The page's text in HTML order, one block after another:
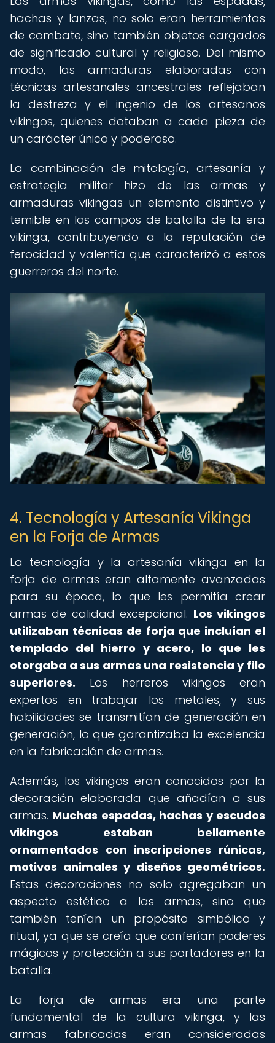
hachas y lanzas, no solo eran herramientas
de combate, sino también objetos cargados
de significado cultural y religioso. Del mismo
modo, las armaduras elaboradas con
técnicas artesanales ancestrales reflejaban
la destreza y el ingenio de los artesanos
vikingos, quienes dotaban a cada pieza de
un carácter único y poderoso.
La combinación de mitología, artesanía y
estrategia militar hizo de las armas y
armaduras vikingas un elemento distintivo y
temible en los campos de batalla de la era
vikinga, contribuyendo a la reputación de
ferocidad y valentía que caracterizó a estos
guerreros del norte.
4. Tecnología y Artesanía Vikinga
en la Forja de Armas
La tecnología y la artesanía vikinga en la
forja de armas eran altamente avanzadas
para su época, lo que les permitía crear
armas de calidad excepcional. Los vikingos
utilizaban técnicas de forja que incluían el
templado del hierro y acero, lo que les
otorgaba a sus armas una resistencia y filo
superiores. Los herreros vikingos eran
expertos en trabajar los metales, y sus
habilidades se transmitían de generación en
generación, lo que garantizaba la excelencia
en la fabricación de armas.
Además, los vikingos eran conocidos por la
decoración elaborada que añadían a sus
armas. Muchas espadas, hachas y escudos
vikingos estaban bellamente
ornamentados con inscripciones rúnicas,
motivos animales y diseños geométricos.
Estas decoraciones no solo agregaban un
aspecto estético a las armas, sino que
también tenían un propósito simbólico y
ritual, ya que se creía que conferían poderes
mágicos y protección a sus portadores en la
batalla.
La forja de armas era una parte
fundamental de la cultura vikinga, y las
armas fabricadas eran consideradas